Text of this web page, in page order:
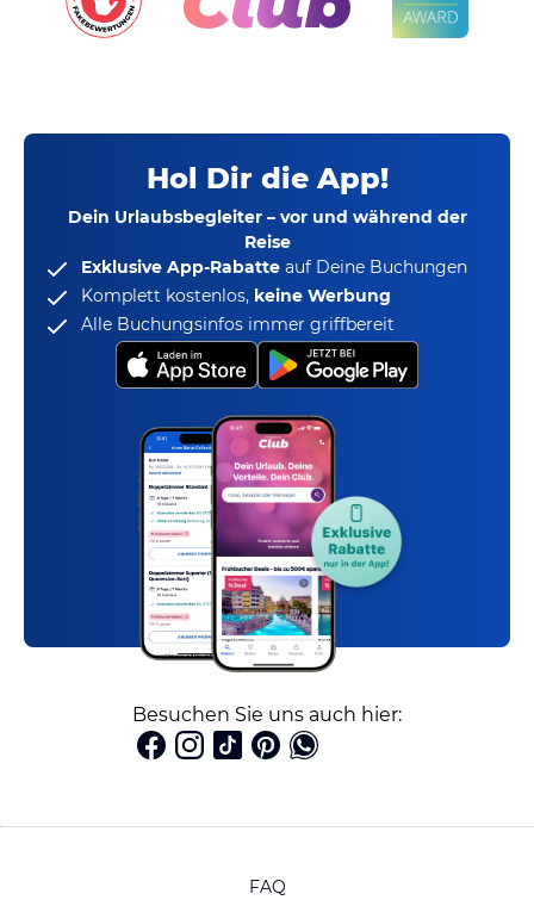
Hol Dir die App!
Dein Urlaubsbegleiter – vor und während der
Reise
Exklusive App-Rabatte auf Deine Buchungen
Komplett kostenlos, keine Werbung
Alle Buchungsinfos immer griffbereit
Besuchen Sie uns auch hier:
FAQ